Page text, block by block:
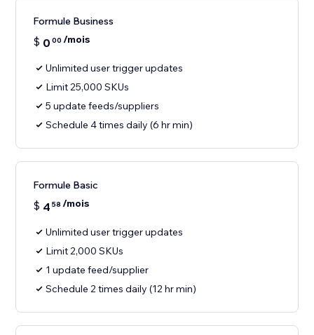
Formule Business
$ 0 00 /mois
Unlimited user trigger updates
Limit 25,000 SKUs
5 update feeds/suppliers
Schedule 4 times daily (6 hr min)
Formule Basic
$ 4 58 /mois
Unlimited user trigger updates
Limit 2,000 SKUs
1 update feed/supplier
Schedule 2 times daily (12 hr min)